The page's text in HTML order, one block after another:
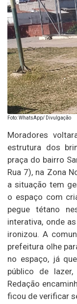
Foto: WhatsApp/ Divulgação
Moradores
estrutura dos
praça do bairro
Rua 7), na Zona
a situação tem
o espaço com
pegue tétano
interativa, onde
ironizou. A
prefeitura olhe
no espaço, já
público de
Redação
ficou de verificar